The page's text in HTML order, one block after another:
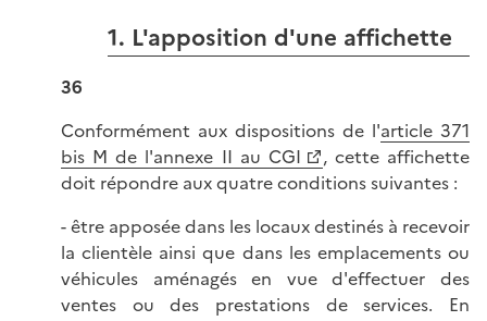
1. L'apposition d'une affichette
36
Conformément aux dispositions de l'article 371
bis M de l'annexe II au CGI
, cette affichette
doit répondre aux quatre conditions suivantes :
- être apposée dans les locaux destinés à recevoir
la clientèle ainsi que dans les emplacements ou
véhicules aménagés en vue d'effectuer des
ventes ou des prestations de services. En